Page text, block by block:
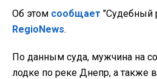
Об этом сообщает "Судебный
RegioNews.
По данным суда, мужчина на
лодке по реке Днепр, а также